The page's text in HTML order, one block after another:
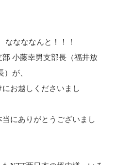
ななななんと！！！
小藤幸男支部長（福井放
が、
お越しくださいまし
にありがとうございまし